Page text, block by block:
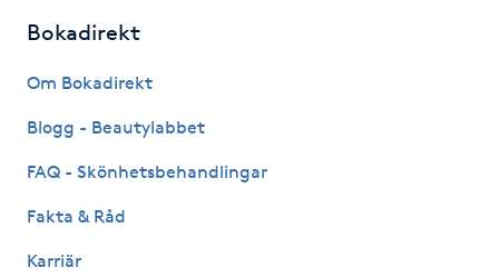
Herrklippning
Hollywood Peel
Bokadirekt
Om Bokadirekt
Blogg - Beautylabbet
FAQ - Skönhetsbehandlingar
Fakta & Råd
Karriär